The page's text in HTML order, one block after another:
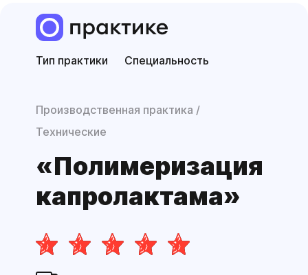
Тип практики Специальность
Производственная практика
Технические
«Полимери­зация
капролактама»